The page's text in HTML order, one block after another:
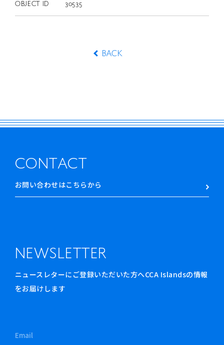
OBJECT ID 30535
BACK
CONTACT
お問い合わせはこちらから
NEWSLETTER
ニュースレターにご登録いただいた方へCCA Islandsの情報
をお届けします